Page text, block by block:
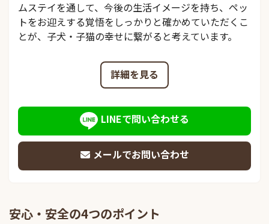
ムステイを通して、今後の生活イメージを持ち、ペッ
トをお迎えする覚悟をしっかりと確かめていただくこ
とが、子犬・子猫の幸せに繋がると考えています。
詳細を見る
LINEで問い合わせる
メールでお問い合わせ
安心・安全の4つのポイント